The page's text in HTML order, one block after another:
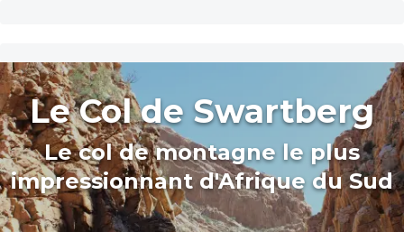
Le Col de Swartberg
Le col de montagne le plus
impressionnant d'Afrique du Sud